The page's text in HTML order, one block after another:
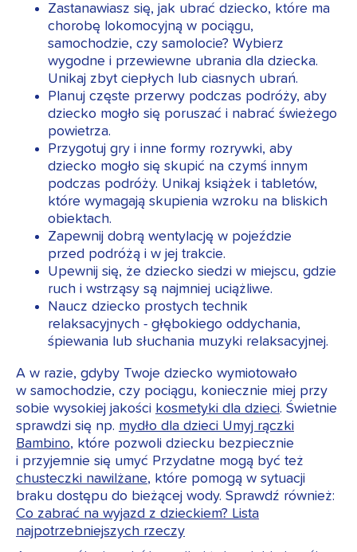
Zastanawiasz się, jak ubrać dziecko, które ma
chorobę lokomocyjną w pociągu,
samochodzie, czy samolocie? Wybierz
wygodne i przewiewne ubrania dla dziecka.
Unikaj zbyt ciepłych lub ciasnych ubrań.
Planuj częste przerwy podczas podróży, aby
dziecko mogło się poruszać i nabrać świeżego
powietrza.
Przygotuj gry i inne formy rozrywki, aby
dziecko mogło się skupić na czymś innym
podczas podróży. Unikaj książek i tabletów,
które wymagają skupienia wzroku na bliskich
obiektach.
Zapewnij dobrą wentylację w pojeździe
przed podróżą i w jej trakcie.
Upewnij się, że dziecko siedzi w miejscu, gdzie
ruch i wstrząsy są najmniej uciążliwe.
Naucz dziecko prostych technik
relaksacyjnych - głębokiego oddychania,
śpiewania lub słuchania muzyki relaksacyjnej.
A w razie, gdyby Twoje dziecko wymiotowało
w samochodzie, czy pociągu, koniecznie miej przy
sobie wysokiej jakości kosmetyki dla dzieci. Świetnie
sprawdzi się np. mydło dla dzieci Umyj rączki
Bambino, które pozwoli dziecku bezpiecznie
i przyjemnie się umyć Przydatne mogą być też
chusteczki nawilżane, które pomogą w sytuacji
braku dostępu do bieżącej wody. Sprawdź również:
Co zabrać na wyjazd z dzieckiem? Lista
najpotrzebniejszych rzeczy